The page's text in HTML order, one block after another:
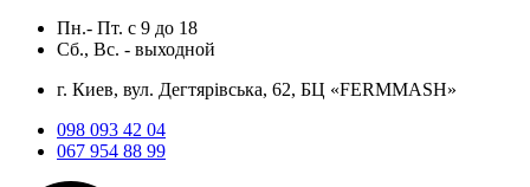
Пн.- Пт. с 9 до 18
Сб., Вс. - выходной
г. Киев, вул. Дегтярівська, 62, БЦ «FERMMASH»
098 093 42 04
067 954 88 99